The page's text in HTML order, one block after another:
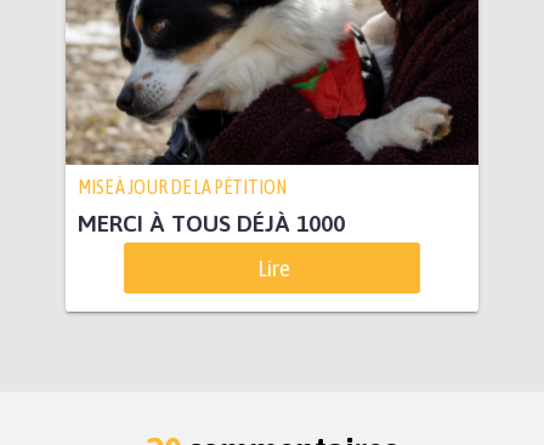
MISE À JOUR DE LA PÉTITION
MERCI À TOUS DÉJÀ 1000
Lire